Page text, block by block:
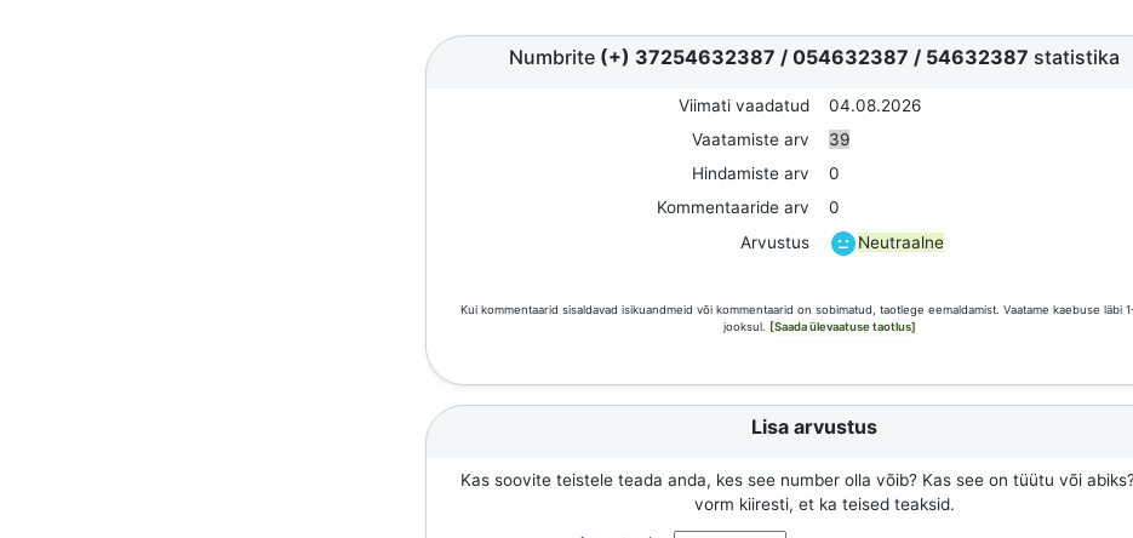
Numbrite (+) 37254632387 / 054632387 / 54632387 statistika
Viimati vaadatud
04.08.2026
Vaatamiste arv
39
Hindamiste arv
0
Kommentaaride arv
0
Arvustus
Neutraalne
Kui kommentaarid sisaldavad isikuandmeid või kommentaarid on sobimatud, taotlege eemaldamist. Vaatame kaebuse läbi
jooksul.
[Saada ülevaatuse taotlus]
Lisa arvustus
Kas soovite teistele teada anda, kes see number olla võib? Kas see on tüütu või
vorm kiiresti, et ka teised teaksid.